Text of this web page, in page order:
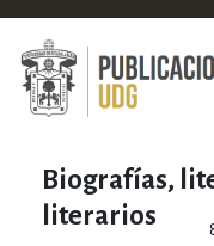
Biografías,
literarios